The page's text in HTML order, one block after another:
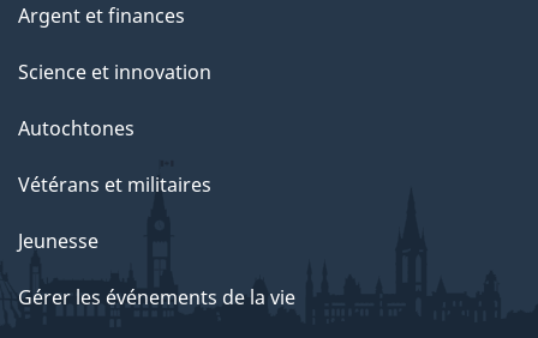
Argent et finances
Science et innovation
Autochtones
Vétérans et militaires
Jeunesse
Gérer les événements de la vie